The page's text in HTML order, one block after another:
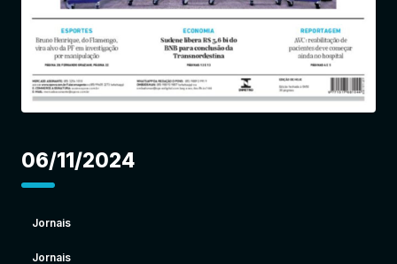
06/11/2024
Jornais
Jornais